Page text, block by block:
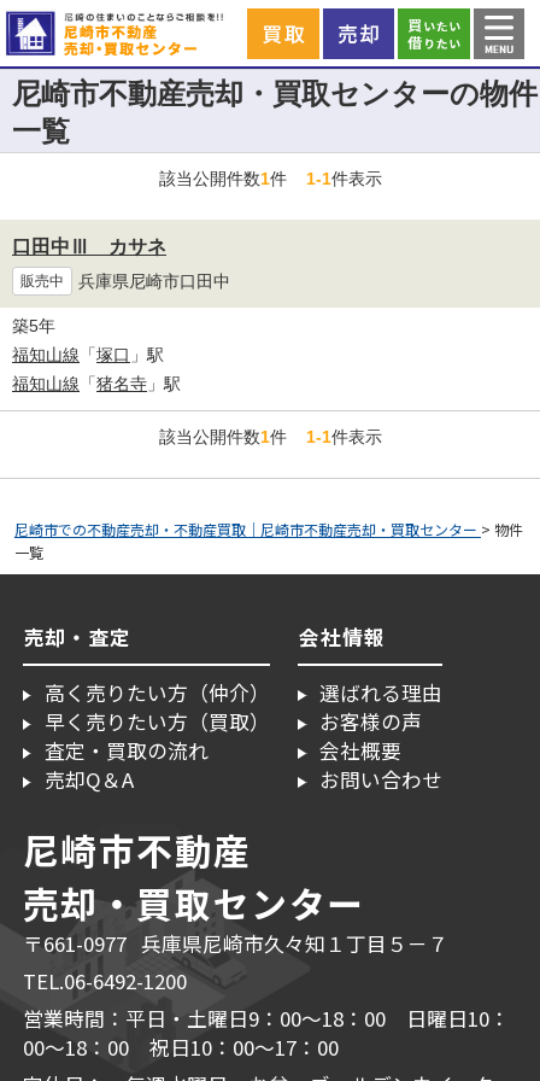
尼崎市不動産売却・買取センターの物件
一覧
該当公開件数1件1-1件表示
口田中Ⅲ カサネ
販売中 兵庫県尼崎市口田中
築5年
福知山線 「塚口 」駅
福知山線 「猪名寺 」駅
該当公開件数1件1-1件表示
尼崎市での不動産売却・不動産買取｜尼崎市不動産売却・買取センター > 物件
一覧
売却・査定
高く売りたい方（仲介）
早く売りたい方（買取）
査定・買取の流れ
売却Q＆A
会社情報
選ばれる理由
お客様の声
会社概要
お問い合わせ
尼崎市不動産
売却・買取センター
〒661-0977 兵庫県尼崎市久々知１丁目５－７
TEL.06-6492-1200
営業時間：平日・土曜日9：00～18：00 日曜日10：
00～18：00 祝日10：00～17：00